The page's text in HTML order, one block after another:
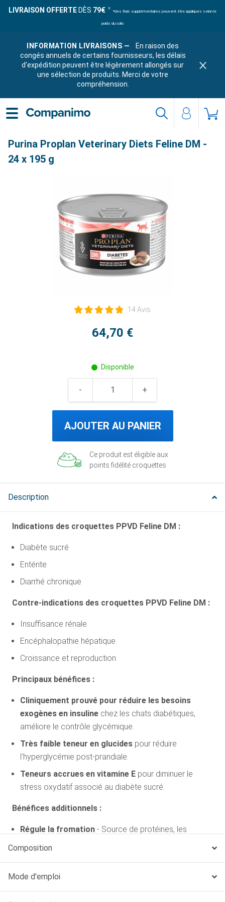
LIVRAISON OFFERTE DÈS 79€ *des frais supplémentaires peuvent être appliqués selon le
poids du colis
INFORMATION LIVRAISONS —
En raison des
congés annuels de certains fournisseurs, les délais
d'expédition peuvent être légèrement allongés sur
une sélection de produits. Merci de votre
compréhension.
Purina Proplan Veterinary Diets Feline DM -
24 x 195 g
14 Avis
64,70 €
Disponible
AJOUTER AU PANIER
Ce produit est éligible aux
points fidélité croquettes
Description
Indications des croquettes PPVD Feline DM :
Diabète sucré
Entérite
Diarrhé chronique
Contre-indications des croquettes PPVD Feline DM :
Insuffisance rénale
Encéphalopathie hépatique
Croissance et reproduction
Principaux bénéfices :
Cliniquement prouvé pour réduire les besoins
exogènes en insuline chez les chats diabétiques,
améliore le contrôle glycémique.
Très faible teneur en glucides pour réduire
l'hyperglycémie post-prandiale.
Teneurs accrues en vitamine E pour diminuer le
stress oxydatif associé au diabète sucré.
Bénéfices additionnels :
Régule la fromation - Source de protéines, les
hépatique via le métabolisme hépatique des acides
Composition
Mode d'emploi